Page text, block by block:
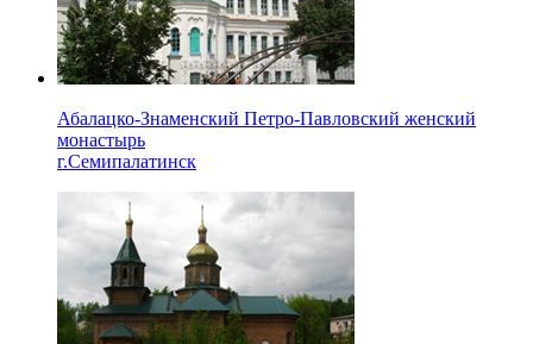
Абалацко-Знаменский Петро-Павловский женский
монастырь
г.Семипалатинск